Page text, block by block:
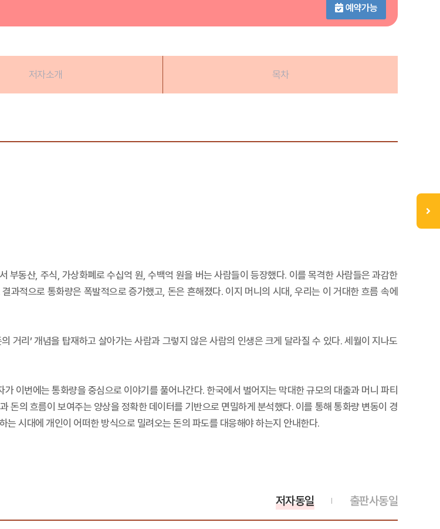
예약가능
저자소개 목차
동산, 주식, 가상화폐로 수십억 원, 수백억 원을 버는 사람들이 등장했다. 이를 목격한 사람들은 과감한
과적으로 통화량은 폭발적으로 증가했고, 돈은 흔해졌다. 이지 머니의 시대, 우리는 이 거대한 흐름 속에
거리’ 개념을 탑재하고 살아가는 사람과 그렇지 않은 사람의 인생은 크게 달라질 수 있다. 세월이 지나도
가 이번에는 통화량을 중심으로 이야기를 풀어나간다. 한국에서 벌어지는 막대한 규모의 대출과 머니 파티
돈의 흐름이 보여주는 양상을 정확한 데이터를 기반으로 면밀하게 분석했다. 이를 통해 통화량 변동이 경
시대에 개인이 어떠한 방식으로 밀려오는 돈의 파도를 대응해야 하는지 안내한다.
출판사동일
저자동일